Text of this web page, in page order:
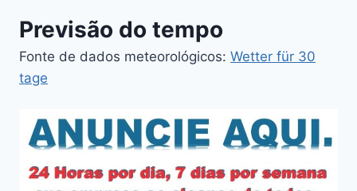
Previsão do tempo
Fonte de dados meteorológicos: Wetter für 30
tage